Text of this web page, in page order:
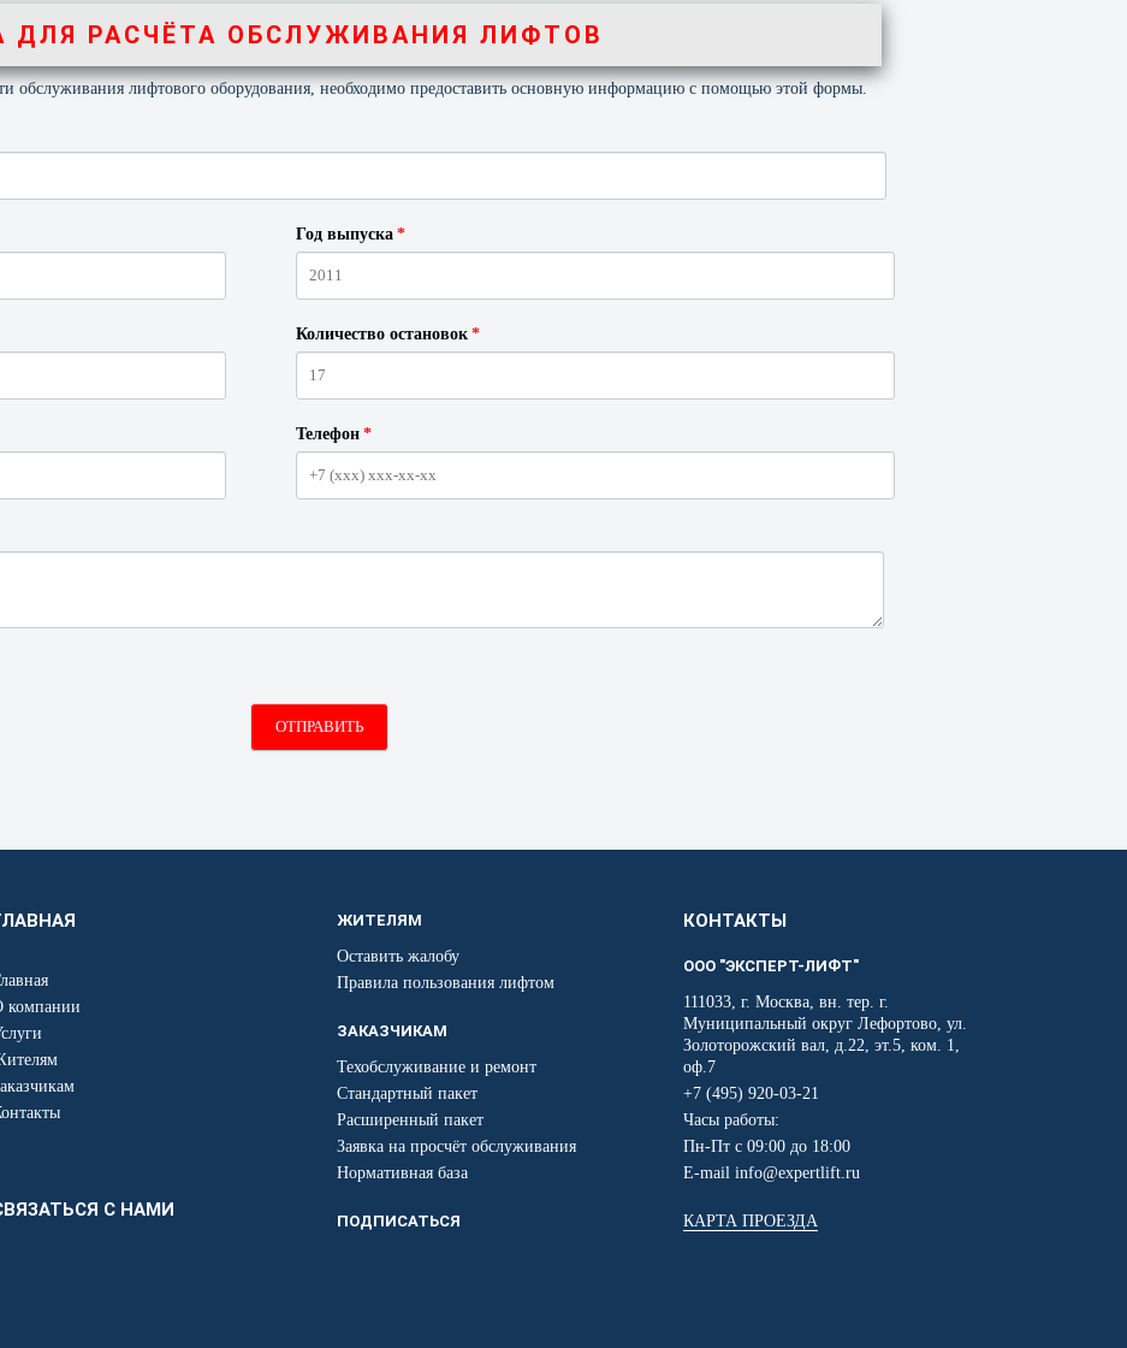
ДЛЯ РАСЧЁТА ОБСЛУЖИВАНИЯ ЛИФТОВ
обслуживания лифтового оборудования, необходимо предоставить основную информацию с помощью этой формы.
Год выпуска *
Количество остановок *
Телефон *
ОТПРАВИТЬ
компании
С НАМИ
ЖИТЕЛЯМ
Оставить жалобу
Правила пользования лифтом
ЗАКАЗЧИКАМ
Техобслуживание и ремонт
Стандартный пакет
Расширенный пакет
Заявка на просчёт обслуживания
Нормативная база
ПОДПИСАТЬСЯ
КОНТАКТЫ
ООО "ЭКСПЕРТ-ЛИФТ"
111033, г. Москва, вн. тер. г.
Муниципальный округ Лефортово, ул.
Золоторожский вал, д.22, эт.5, ком. 1,
оф.7
+7 (495) 920-03-21
Часы работы:
Пн-Пт с 09:00 до 18:00
E-mail info@expertlift.ru
КАРТА ПРОЕЗДА